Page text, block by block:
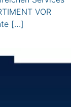
VOR
[…]